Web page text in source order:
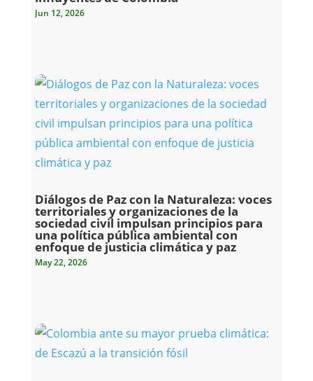
Jun 12, 2026
Diálogos de Paz con la Naturaleza: voces
territoriales y organizaciones de la
sociedad civil impulsan principios para
una política pública ambiental con
enfoque de justicia climática y paz
May 22, 2026